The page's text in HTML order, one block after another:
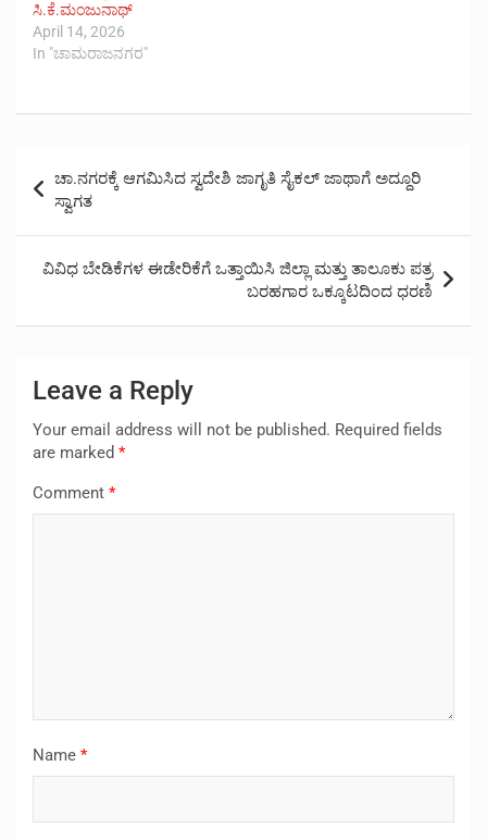
ಸಿ.ಕೆ.ಮಂಜುನಾಥ್
April 14, 2026
In "ಚಾಮರಾಜನಗರ"
navigation
ಚಾ.ನಗರಕ್ಕೆ ಆಗಮಿಸಿದ ಸ್ವದೇಶಿ ಜಾಗೃತಿ ಸೈಕಲ್ ಜಾಥಾಗೆ ಅದ್ದೂರಿ
ಸ್ವಾಗತ
ವಿವಿಧ ಬೇಡಿಕೆಗಳ ಈಡೇರಿಕೆಗೆ ಒತ್ತಾಯಿಸಿ ಜಿಲ್ಲಾ ಮತ್ತು ತಾಲೂಕು ಪತ್ರ
ಬರಹಗಾರ ಒಕ್ಕೂಟದಿಂದ ಧರಣಿ
Leave a Reply
Your email address will not be published. Required fields
are marked *
Comment *
Name *